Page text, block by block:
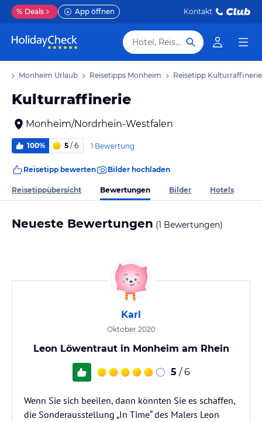
% Deals App öffnen Kontakt
Hotel, Reiseziel
Monheim Urlaub Reisetipps Monheim Reisetipp Kulturraffinerie
Kulturraffinerie
Monheim/Nordrhein-Westfalen
100% 5 / 6 1 Bewertung
Reisetipp bewerten Bilder hochladen
Reisetippübersicht Bewertungen Bilder Hotels
Neueste Bewertungen (1 Bewertungen)
Karl
Oktober 2020
Leon Löwentraut in Monheim am Rhein
5 / 6
Wenn Sie sich beeilen, dann könnten Sie es schaffen,
die Sonderausstellung „In Time“ des Malers Leon